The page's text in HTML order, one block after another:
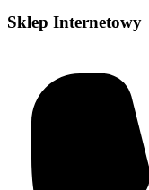
Sklep Internetowy